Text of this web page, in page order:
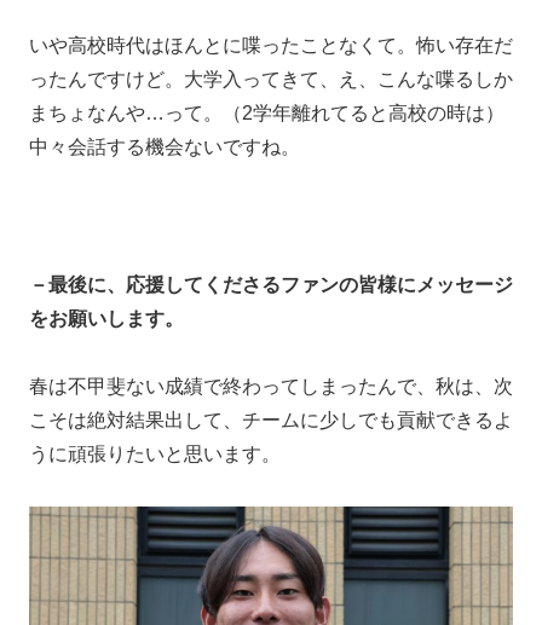
いや高校時代はほんとに喋ったことなくて。怖い存在だ
ったんですけど。大学入ってきて、え、こんな喋るしか
まちょなんや…って。（2学年離れてると高校の時は）
中々会話する機会ないですね。
－最後に、応援してくださるファンの皆様にメッセージ
をお願いします。
春は不甲斐ない成績で終わってしまったんで、秋は、次
こそは絶対結果出して、チームに少しでも貢献できるよ
うに頑張りたいと思います。